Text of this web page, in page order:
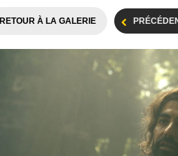
RETOUR À LA GALERIE